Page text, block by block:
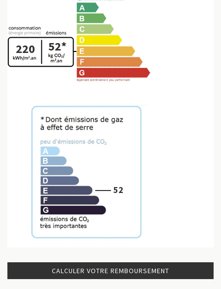
220 52*
52
CALCULER VOTRE REMBOURSEMENT